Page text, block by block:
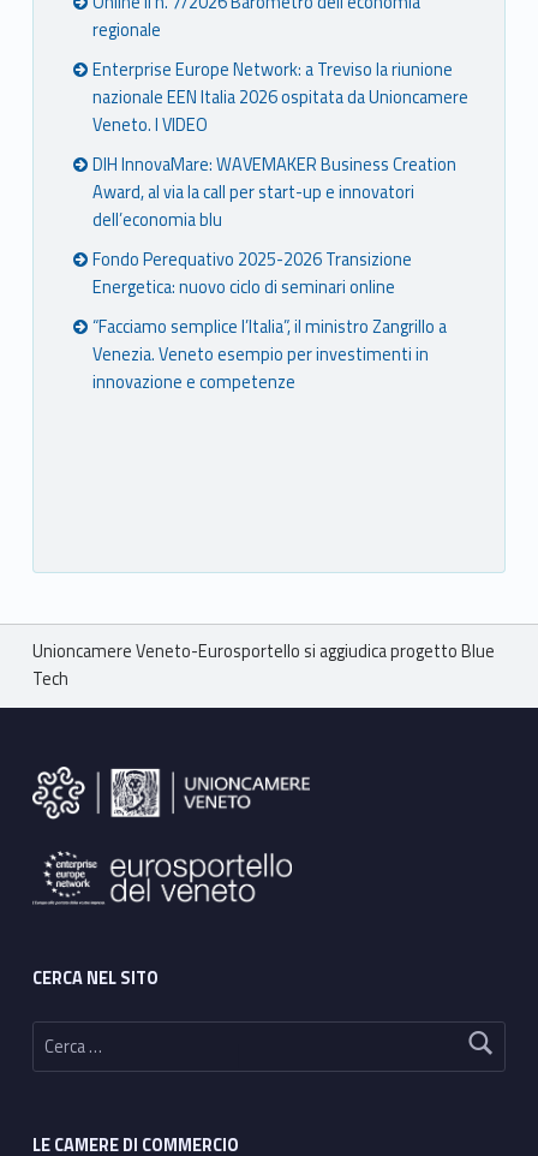
regionale
Enterprise Europe Network: a Treviso la riunione
nazionale EEN Italia 2026 ospitata da Unioncamere
Veneto. I VIDEO
DIH InnovaMare: WAVEMAKER Business Creation
Award, al via la call per start-up e innovatori
dell’economia blu
Fondo Perequativo 2025-2026 Transizione
Energetica: nuovo ciclo di seminari online
“Facciamo semplice l’Italia”, il ministro Zangrillo a
Venezia. Veneto esempio per investimenti in
innovazione e competenze
Breadcrumbs navigation
Unioncamere Veneto-Eurosportello si aggiudica progetto Blue
Tech
CERCA NEL SITO
Ricerca per:
LE CAMERE DI COMMERCIO